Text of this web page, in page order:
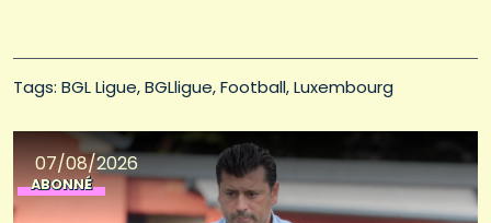
Tags: BGL Ligue BGLligue Football Luxembourg
07/08/2026
ABONNÉ